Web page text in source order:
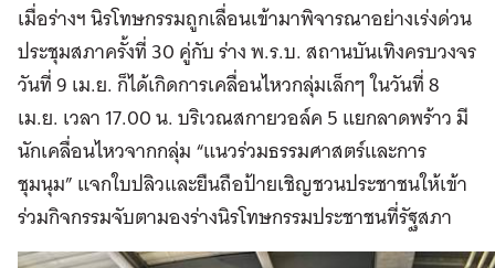
เมื่อร่างฯ นิรโทษกรรมถูกเลื่อนเข้ามาพิจารณาอย่างเร่งด่วน
ประชุมสภาครั้งที่ 30 คู่กับ ร่าง พ.ร.บ. สถานบันเทิงครบวงจร
วันที่ 9 เม.ย. ก็ได้เกิดการเคลื่อนไหวกลุ่มเล็กๆ ในวันที่ 8
เม.ย. เวลา 17.00 น. บริเวณสกายวอล์ค 5 แยกลาดพร้าว มี
นักเคลื่อนไหวจากกลุ่ม “แนวร่วมธรรมศาสตร์และการ
ชุมนุม” แจกใบปลิวและยืนถือป้ายเชิญชวนประชาชนให้เข้า
ร่วมกิจกรรมจับตามองร่างนิรโทษกรรมประชาชนที่รัฐสภา